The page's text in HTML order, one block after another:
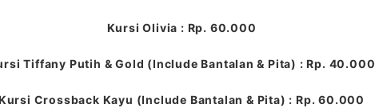
Kursi Olivia : Rp. 60.000
Tiffany Putih & Gold (Include Bantalan & Pita) : Rp. 40.000
Crossback Kayu (Include Bantalan & Pita) : Rp. 60.000